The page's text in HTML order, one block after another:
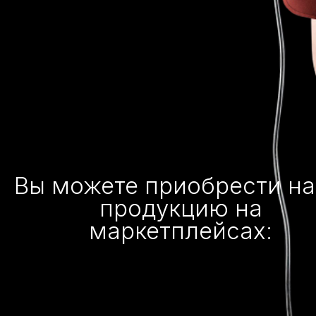
Вы можете приобрести
продукцию на
маркетплейсах: